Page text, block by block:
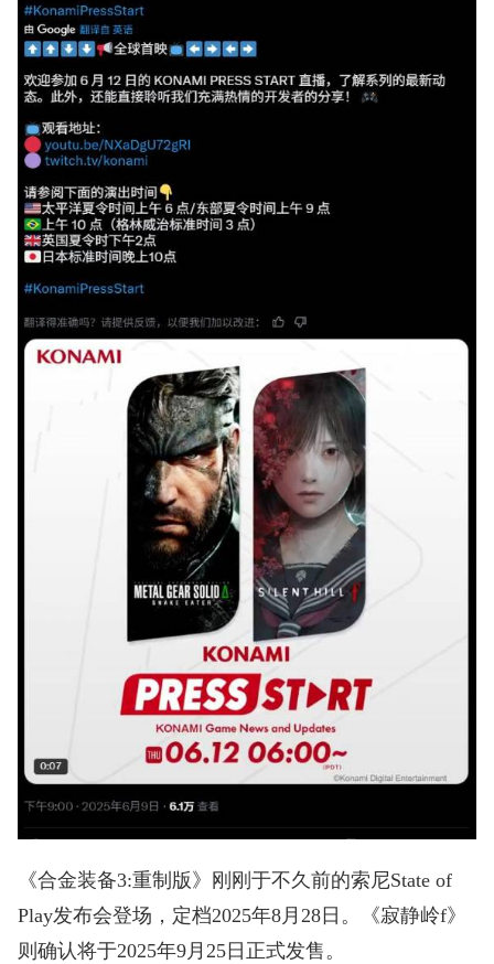
《合金装备3:重制版》刚刚于不久前的索尼State of
Play发布会登场，定档2025年8月28日。《寂静岭f》
则确认将于2025年9月25日正式发售。